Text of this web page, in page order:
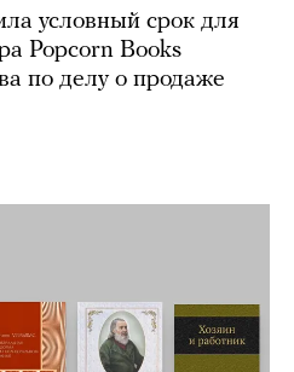
условный срок для
Popcorn Books
по делу о продаже